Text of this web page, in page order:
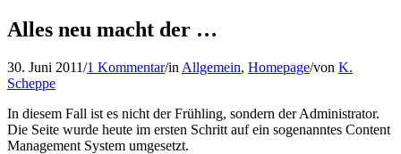
Alles neu macht der …
30. Juni 2011/1 Kommentar/in Allgemein, Homepage/von K.
Scheppe
In diesem Fall ist es nicht der Frühling, sondern der Administrator.
Die Seite wurde heute im ersten Schritt auf ein sogenanntes Content
Management System umgesetzt.